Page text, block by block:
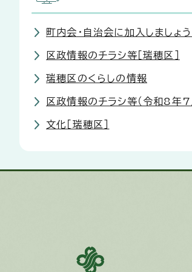
町内会・自治会に加入しましょう
区政情報のチラシ等［瑞穂区］
瑞穂区のくらしの情報
区政情報のチラシ等（令和8年7
文化［瑞穂区］